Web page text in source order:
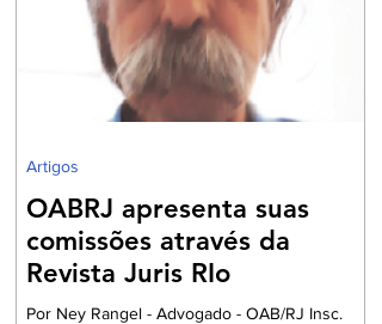
Serviços (IBS) e à Contribuição sobre Bens e
Serviços (CBS). A mudança marca uma das
primeiras etapas de validação obrigatória
OABRJ apresenta suas
comissões através da
Revista Juris RIo
Por Ney Rangel - Advogado - OAB/RJ Insc.
Artigos